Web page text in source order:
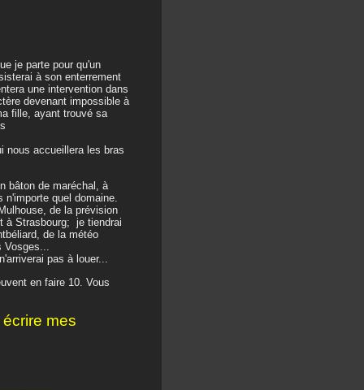
je parte pour qu'un
à son enterrement
une intervention dans
devenant impossible à
fille, ayant trouvé sa
nous accueillera les bras
bâton de maréchal, à
n'importe quel domaine.
de la prévision
à Strasbourg; je tiendrai
de la météo
Vosges...
pas à louer...
en faire 10. Vous
mes